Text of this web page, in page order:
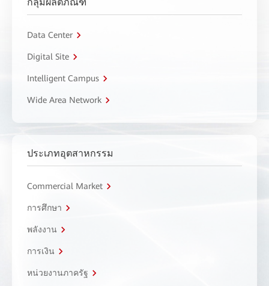
Data Center
Digital Site
Intelligent Campus
Wide Area Network
ประเภทอุตสาหกรรม
Commercial Market
การศึกษา
พลังงาน
การเงิน
หน่วยงานภาครัฐ